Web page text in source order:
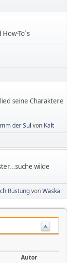
To´s
seine Charaktere
der Sul von Kalt
wilde
RüstungvonWaska
Autor